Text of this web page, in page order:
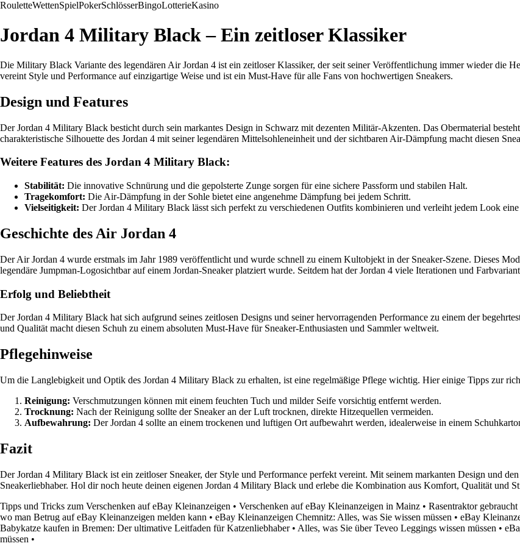
RouletteWettenSpielPokerSchlösserBingoLotterieKasino
Jordan 4 Military Black – Ein zeitloser Klassiker
Die Military Black Variante des legendären Air Jordan 4 ist ein zeitloser Klassiker, der seit seiner Veröffentlichung immer wieder die
vereint Style und Performance auf einzigartige Weise und ist ein Must-Have für alle Fans von hochwertigen Sneakers.
Design und Features
Der Jordan 4 Military Black besticht durch sein markantes Design in Schwarz mit dezenten Militär-Akzenten. Das Obermaterial
charakteristische Silhouette des Jordan 4 mit seiner legendären Mittelsohleneinheit und der sichtbaren Air-Dämpfung macht diesen
Weitere Features des Jordan 4 Military Black:
Stabilität: Die innovative Schnürung und die gepolsterte Zunge sorgen für eine sichere Passform und stabilen Halt.
Tragekomfort: Die Air-Dämpfung in der Sohle bietet eine angenehme Dämpfung bei jedem Schritt.
Vielseitigkeit: Der Jordan 4 Military Black lässt sich perfekt zu verschiedenen Outfits kombinieren und verleiht jedem Look
Geschichte des Air Jordan 4
Der Air Jordan 4 wurde erstmals im Jahr 1989 veröffentlicht und wurde schnell zu einem Kultobjekt in der Sneaker-Szene. Dieses
legendäre Jumpman-Logosichtbar auf einem Jordan-Sneaker platziert wurde. Seitdem hat der Jordan 4 viele Iterationen und
Erfolg und Beliebtheit
Der Jordan 4 Military Black hat sich aufgrund seines zeitlosen Designs und seiner hervorragenden Performance zu einem der
und Qualität macht diesen Schuh zu einem absoluten Must-Have für Sneaker-Enthusiasten und Sammler weltweit.
Pflegehinweise
Um die Langlebigkeit und Optik des Jordan 4 Military Black zu erhalten, ist eine regelmäßige Pflege wichtig. Hier einige Tipps zur
Reinigung: Verschmutzungen können mit einem feuchten Tuch und milder Seife vorsichtig entfernt werden.
Trocknung: Nach der Reinigung sollte der Sneaker an der Luft trocknen, direkte Hitzequellen vermeiden.
Aufbewahrung: Der Jordan 4 sollte an einem trockenen und luftigen Ort aufbewahrt werden, idealerweise in einem
Fazit
Der Jordan 4 Military Black ist ein zeitloser Sneaker, der Style und Performance perfekt vereint. Mit seinem markanten Design und
Sneakerliebhaber. Hol dir noch heute deinen eigenen Jordan 4 Military Black und erlebe die Kombination aus Komfort, Qualität und
Tipps und Tricks zum Verschenken auf eBay Kleinanzeigen • Verschenken auf eBay Kleinanzeigen in Mainz • Rasentraktor
wo man Betrug auf eBay Kleinanzeigen melden kann • eBay Kleinanzeigen Chemnitz: Alles, was Sie wissen müssen • eBay
Babykatze kaufen in Bremen: Der ultimative Leitfaden für Katzenliebhaber• Alles, was Sie über Teveo Leggings wissen müssen •
müssen •